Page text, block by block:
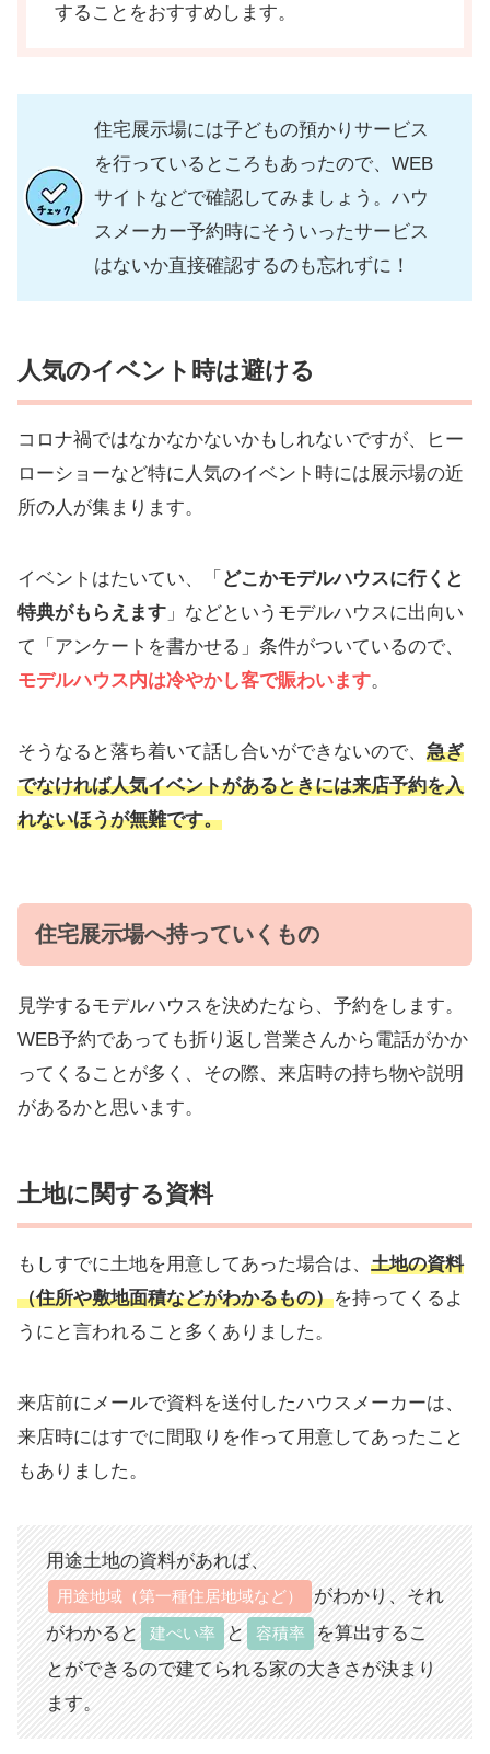
することをおすすめします。
住宅展示場には子どもの預かりサービス
を行っているところもあったので、WEB
サイトなどで確認してみましょう。ハウ
スメーカー予約時にそういったサービス
はないか直接確認するのも忘れずに！
人気のイベント時は避ける
コロナ禍ではなかなかないかもしれないですが、ヒー
ローショーなど特に人気のイベント時には展示場の近
所の人が集まります。
イベントはたいてい、「 どこかモデルハウスに行くと
特典がもらえます 」などというモデルハウスに出向い
て「アンケートを書かせる」条件がついているので、
モデルハウス内は冷やかし客で賑わいます。
そうなると落ち着いて話し合いができないので、 急ぎ
でなければ人気イベントがあるときには来店予約を入
れないほうが無難です。
住宅展示場へ持っていくもの
見学するモデルハウスを決めたなら、予約をします。
WEB予約であっても折り返し営業さんから電話がかか
ってくることが多く、その際、来店時の持ち物や説明
があるかと思います。
土地に関する資料
もしすでに土地を用意してあった場合は、 土地の資料
（住所や敷地面積などがわかるもの）を持ってくるよ
うにと言われること多くありました。
来店前にメールで資料を送付したハウスメーカーは、
来店時にはすでに間取りを作って用意してあったこと
もありました。
用途土地の資料があれば、
用途地域（第一種住居地域など）
がわかり、それ
がわかると
建ぺい率 と 容積率
を算出するこ
とができるので建てられる家の大きさが決まり
ます。